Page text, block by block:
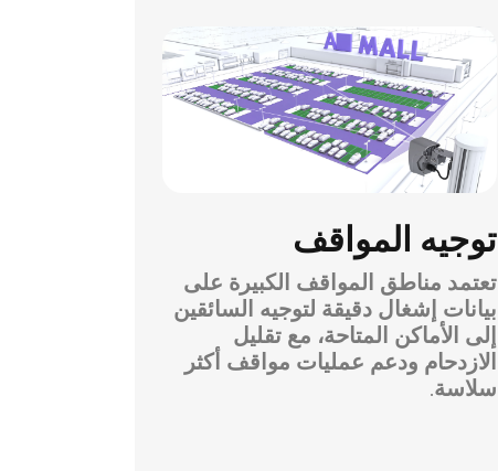
توجيه المواقف
تعتمد مناطق المواقف الكبيرة على
بيانات إشغال دقيقة لتوجيه السائقين
إلى الأماكن المتاحة، مع تقليل
الازدحام ودعم عمليات مواقف أكثر
سلاسة.